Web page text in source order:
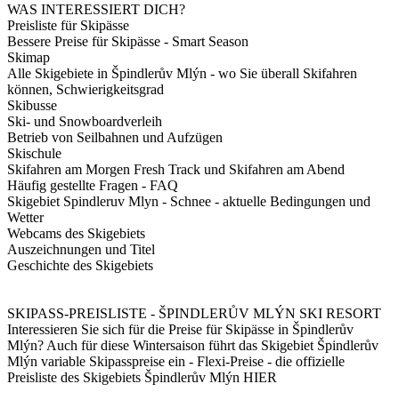
WAS INTERESSIERT DICH?
Preisliste für Skipässe
Bessere Preise für Skipässe - Smart Season
Skimap
Alle Skigebiete in Špindlerův Mlýn - wo Sie überall Skifahren
können, Schwierigkeitsgrad
Skibusse
Ski- und Snowboardverleih
Betrieb von Seilbahnen und Aufzügen
Skischule
Skifahren am Morgen Fresh Track und Skifahren am Abend
Häufig gestellte Fragen - FAQ
Skigebiet Spindleruv Mlyn - Schnee - aktuelle Bedingungen und
Wetter
Webcams des Skigebiets
Auszeichnungen und Titel
Geschichte des Skigebiets
SKIPASS-PREISLISTE - ŠPINDLERŮV MLÝN SKI RESORT
Interessieren Sie sich für die Preise für Skipässe in Špindlerův
Mlýn? Auch für diese Wintersaison führt das Skigebiet Špindlerův
Mlýn variable Skipasspreise ein - Flexi-Preise - die offizielle
Preisliste des Skigebiets Špindlerův Mlýn HIER